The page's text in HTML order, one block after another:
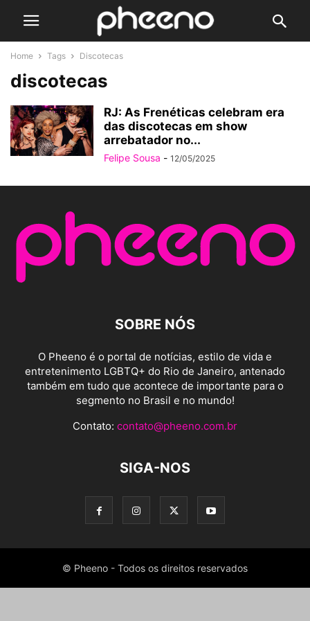
Home Tags Discotecas
discotecas
RJ: As Frenéticas celebram era
das discotecas em show
arrebatador no...
Felipe Sousa - 12/05/2025
SOBRE NÓS
O Pheeno é o portal de notícias, estilo de vida e
entretenimento LGBTQ+ do Rio de Janeiro, antenado
também em tudo que acontece de importante para o
segmento no Brasil e no mundo!
Contato: contato@pheeno.com.br
SIGA-NOS
© Pheeno - Todos os direitos reservados